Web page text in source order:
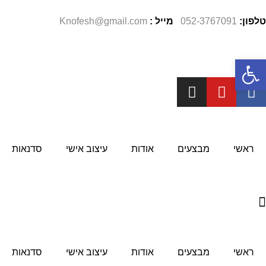
טלפון: 052-3767091 מייל :
Knofesh@gmail.com
ראשי מבצעים אודות עיצוב אישי סדנאות
ראשי מבצעים אודות עיצוב אישי סדנאות
פתח סרגל נגישות